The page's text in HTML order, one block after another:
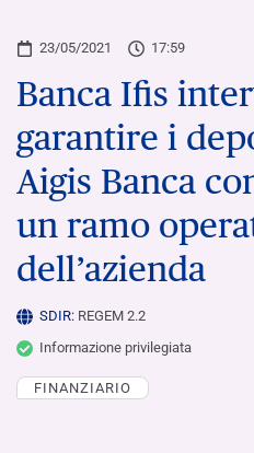
23/05/2021 17:59
Banca Ifis
garantire i
Aigis Banca
un ramo
dell’azienda
SDIR: REGEM 2.2
Informazione privilegiata
FINANZIARIO